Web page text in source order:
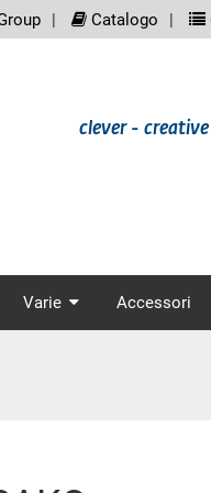
Catalogo
clever -
Varie Accessori